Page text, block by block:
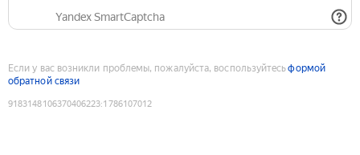
Yandex SmartCaptcha
Если у вас возникли проблемы, пожалуйста, воспользуйтесьформой
обратной связи
9183148106370406223:1786107012